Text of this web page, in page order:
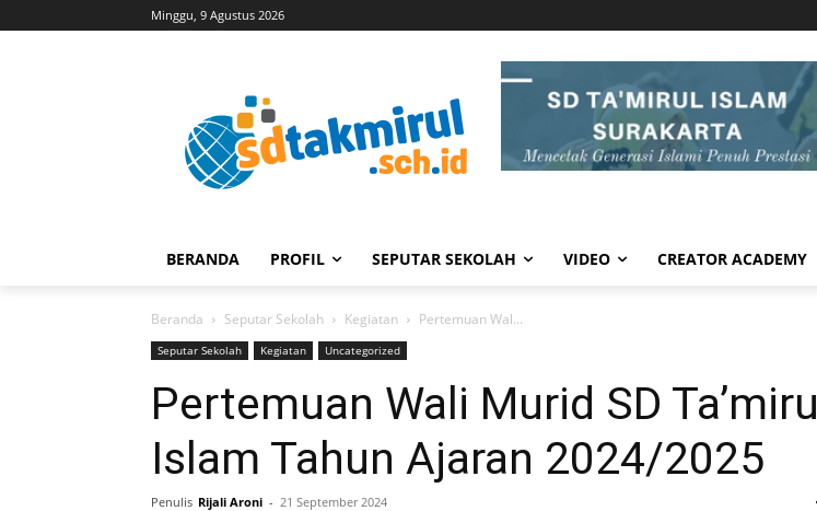
Minggu, 9 Agustus 2026
BERANDA PROFIL SEPUTAR SEKOLAH VIDEO CREATOR ACADEMY
Beranda Seputar Sekolah Kegiatan Pertemuan Wal...
Seputar Sekolah Kegiatan Uncategorized
Pertemuan Wali Murid SD Ta’mirul
Islam Tahun Ajaran 2024/2025
Penulis Rijali Aroni - 21 September 2024